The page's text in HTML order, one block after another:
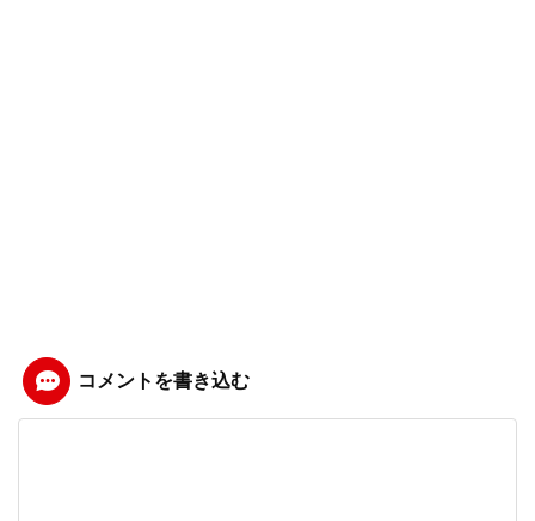
コメントを書き込む